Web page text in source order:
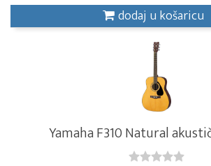
dodaj u košaricu
Yamaha F310 Natural